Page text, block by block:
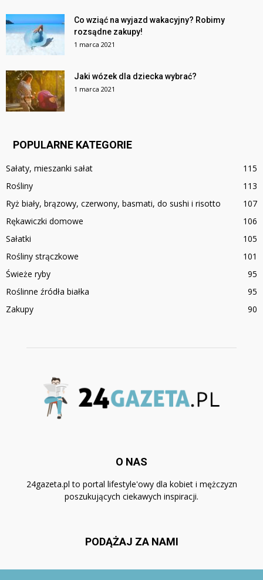
Co wziąć na wyjazd wakacyjny? Robimy
rozsądne zakupy!
1 marca 2021
Jaki wózek dla dziecka wybrać?
1 marca 2021
POPULARNE KATEGORIE
Sałaty, mieszanki sałat
115
Rośliny
113
Ryż biały, brązowy, czerwony, basmati, do sushi i risotto
107
Rękawiczki domowe
106
Sałatki
105
Rośliny strączkowe
101
Świeże ryby
95
Roślinne źródła białka
95
Zakupy
90
O NAS
24gazeta.pl to portal lifestyle'owy dla kobiet i mężczyzn
poszukujących ciekawych inspiracji.
PODĄŻAJ ZA NAMI